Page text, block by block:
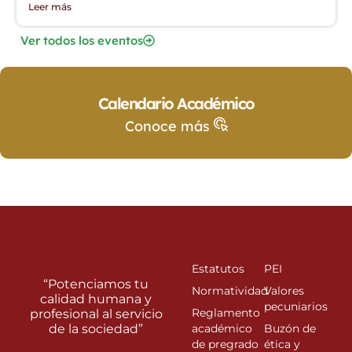
Leer más
Ver todos los eventos
Calendario Académico
Conoce más
“Potenciamos tu
calidad humana y
profesional al servicio
de la sociedad”
Estatutos
Normatividad
Reglamento
académico
de pregrado
PEI
Valores
pecuniarios
Buzón de
ética y